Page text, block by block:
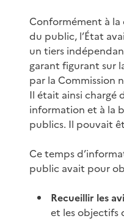
Conformément à
du public, l’État
un tiers
garant figurant sur
par la Commission
Il était ainsi chargé
information et à la
publics. Il pouvait
Ce temps
public avait pour
Recueillir les
et les objectifs